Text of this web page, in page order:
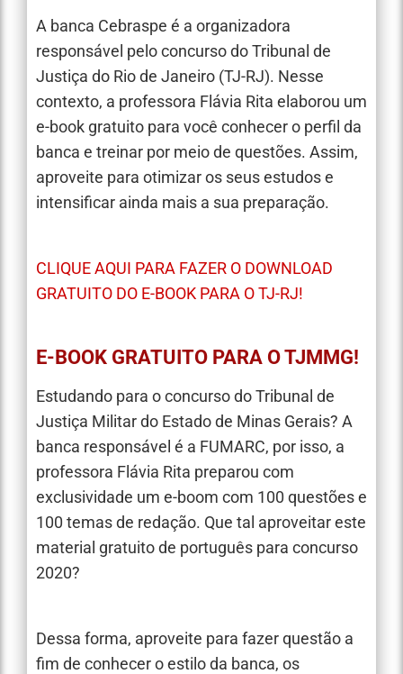
A banca Cebraspe é a organizadora
responsável pelo concurso do Tribunal de
Justiça do Rio de Janeiro (TJ-RJ). Nesse
contexto, a professora Flávia Rita elaborou um
e-book gratuito para você conhecer o perfil da
banca e treinar por meio de questões. Assim,
aproveite para otimizar os seus estudos e
intensificar ainda mais a sua preparação.
CLIQUE AQUI PARA FAZER O DOWNLOAD
GRATUITO DO E-BOOK PARA O TJ-RJ!
E-BOOK GRATUITO PARA O TJMMG!
Estudando para o concurso do Tribunal de
Justiça Militar do Estado de Minas Gerais? A
banca responsável é a FUMARC, por isso, a
professora Flávia Rita preparou com
exclusividade um e-boom com 100 questões e
100 temas de redação. Que tal aproveitar este
material gratuito de português para concurso
2020?
Dessa forma, aproveite para fazer questão a
fim de conhecer o estilo da banca, os